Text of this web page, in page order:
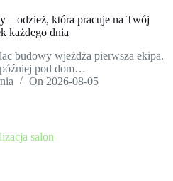
– odzież, która pracuje na Twój
każdego dnia
budowy wjeżdża pierwsza ekipa.
pod dom…
On 2026-08-05